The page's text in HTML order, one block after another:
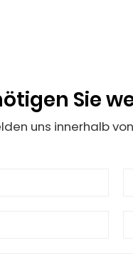
Sie
uns innerhalb